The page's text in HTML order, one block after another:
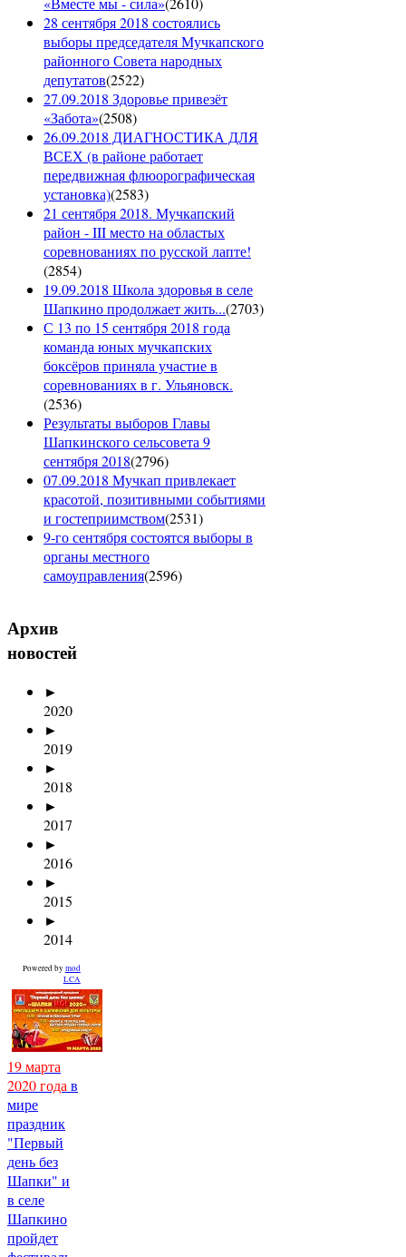
28 сентября 2018 состоялись
выборы председателя Мучкапского
районного Совета народных
депутатов(2522)
27.09.2018 Здоровье привезёт
«Забота»(2508)
26.09.2018 ДИАГНОСТИКА ДЛЯ
ВСЕХ (в районе работает
передвижная флюорографическая
установка)(2583)
21 сентября 2018. Мучкапский
район - III место на областых
соревнованиях по русской лапте!
(2854)
19.09.2018 Школа здоровья в селе
Шапкино продолжает жить...(2703)
С 13 по 15 сентября 2018 года
команда юных мучкапских
боксёров приняла участие в
соревнованиях в г. Ульяновск.
(2536)
Результаты выборов Главы
Шапкинского сельсовета 9
сентября 2018(2796)
07.09.2018 Мучкап привлекает
красотой, позитивными событиями
и гостеприимством(2531)
9-го сентября состоятся выборы в
органы местного
самоуправления(2596)
Архив
новостей
►
2020
►
2019
►
2018
►
2017
►
2016
►
2015
►
2014
Powered by mod
LCA
19 марта
2020 года в
мире
праздник
"Первый
день без
Шапки" и
в селе
Шапкино
пройдет